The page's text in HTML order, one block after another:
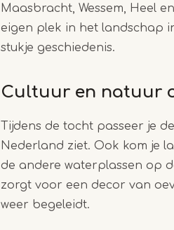
Maasbracht, Wessem, Heel
eigen plek in het landschap
stukje geschiedenis.
Cultuur en natuur
Tijdens de tocht passeer je
Nederland ziet. Ook kom je
de andere waterplassen op
zorgt voor een decor van
weer begeleidt.